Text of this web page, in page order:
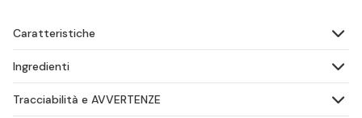
Caratteristiche
Ingredienti
Tracciabilità e AVVERTENZE